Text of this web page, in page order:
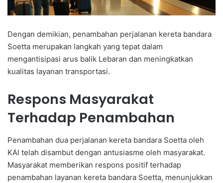
Dengan demikian, penambahan perjalanan kereta bandara
Soetta merupakan langkah yang tepat dalam
mengantisipasi arus balik Lebaran dan meningkatkan
kualitas layanan transportasi.
Respons Masyarakat
Terhadap Penambahan
Penambahan dua perjalanan kereta bandara Soetta oleh
KAI telah disambut dengan antusiasme oleh masyarakat.
Masyarakat memberikan respons positif terhadap
penambahan layanan kereta bandara Soetta, menunjukkan